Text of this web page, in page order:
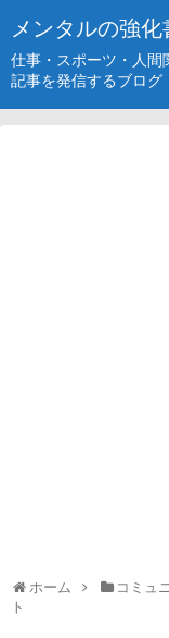
メンタルの強化
仕事・スポーツ・人間
記事を発信するブログ
ホーム コミュ
ト